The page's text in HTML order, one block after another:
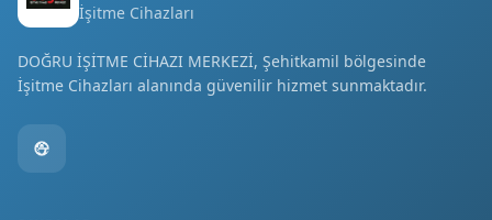
İşitme Cihazları
DOĞRU İŞİTME CİHAZI MERKEZİ, Şehitkamil bölgesinde
İşitme Cihazları alanında güvenilir hizmet sunmaktadır.